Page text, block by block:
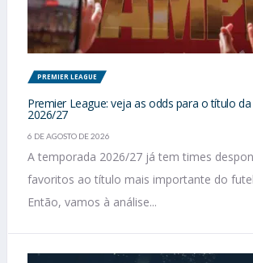
PREMIER LEAGUE
Premier League: veja as odds para o título
2026/27
6 DE AGOSTO DE 2026
A temporada 2026/27 já tem times
favoritos ao título mais importante do
Então, vamos à análise...